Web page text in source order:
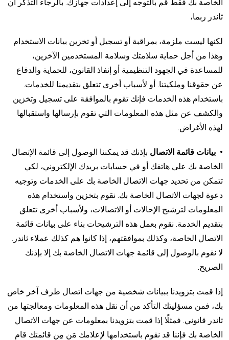
الخاصة بك فقط قم بالتوجه إلى إعدادات جهازك. بالرجاء التذكر أن
ثاندر ربما،
لكنها ليست ملزمة، بمراقبة أو تسجيل أو تخزين بيانات الاستخدام
وهذا من أجل حماية سلامتك وسلامة المستخدمين الآخرين،
للمساعدة في الجهود التنظيمية أو إنفاذ القانون، للحماية والدفاع
عن حقوقنا وملكيتنا. أو لأسباب أخرى تتعلق بتقديمنا للخدمات.
باستخدام هذه الخدمات فإنك تقوم بالموافقة على تسجيل وتخزين
والكشف عن مثل هذه المعلومات التي تقوم بإرسالها واستقبالها
لهذه الأغراض.
• بيانات قائمة الاتصال بإذنك قد يمكننا الوصول إلى قائمة الإتصال
الخاصة بك على هاتفك أو في حسابات بريدك الإلكتروني، لكي
تتمكن من تحديد جهات الاتصال الخاصة بك على الخدمات وتوجيه
دعوة لجهات الاتصال الخاصة بك. نقوم بتخزين واستخدام هذه
المعلومات لترشيح الإحالات أو الاتصالات، ولأسباب أخرى تتعلق
بتقديم الخدمة. نقوم بعمل هذه الترشيحات بناء على بيانات قائمة
الاتصال الخاصة، وكذلك بموافقتهم، إذا كانوا هم كذلك عملاء ثاندر.
لا نقوم بالوصول إلى قائمة جهات الاتصال الخاصة بك إلا بإذنك
الصريح.
إذا قمت بتزويدنا ببيانات شخصية من جهات اتصال طرف آخر خاص
بك، فمن مسؤليتك التأكد من أن نقل هذه المعلومات ومعالجتها من
ثاندر قانوني. فمثلًا إذا قمت بتزويدنا بمعلومات عن جهات الاتصال
الخاصة بك فإننا قد نقوم باستخدامها لإعلامك مَن مِن قائمتك قام